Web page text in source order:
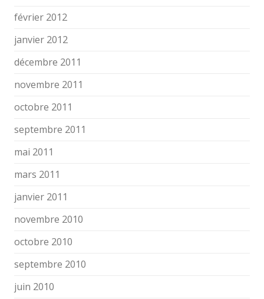
février 2012
janvier 2012
décembre 2011
novembre 2011
octobre 2011
septembre 2011
mai 2011
mars 2011
janvier 2011
novembre 2010
octobre 2010
septembre 2010
juin 2010